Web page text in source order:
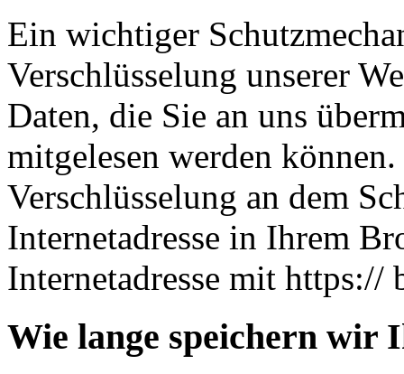
Ein wichtiger
Verschlüsselung unserer
Daten, die Sie an uns
mitgelesen werden
Verschlüsselung an dem
Internetadresse in Ihrem
Internetadresse mit
Wie lange speichern wir